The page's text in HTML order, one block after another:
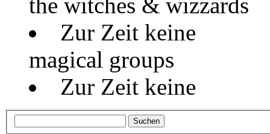
Zur Zeit keine
magical groups
Zur Zeit keine